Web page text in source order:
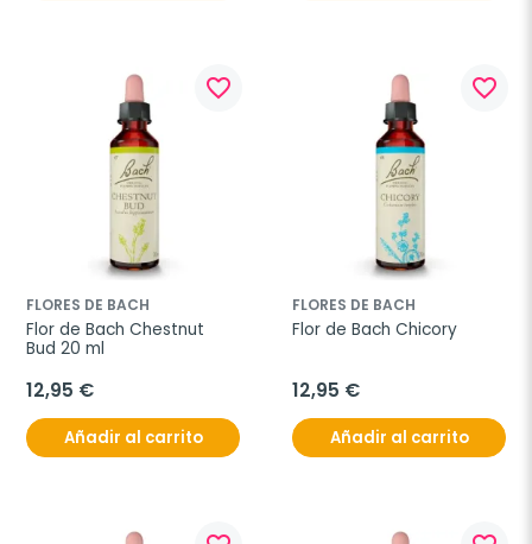
favorite_border
FLORES DE BACH
Flor de Bach Chestnut
Bud 20 ml
12,95 €
Añadir al carrito
favorite_border
FLORES DE BACH
Flor de Bach Chicory
12,95 €
Añadir al carrito